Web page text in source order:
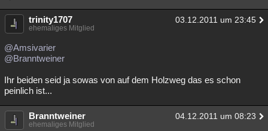
trinity1707 03.12.2011 um 23:45
ehemaliges Mitglied
@Amsivarier
@Branntweiner
Ihr beiden seid ja sowas von auf dem Holzweg das es schon
peinlich ist...
Branntweiner 04.12.2011 um 08:23
ehemaliges Mitglied